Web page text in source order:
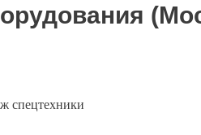
спецтехники